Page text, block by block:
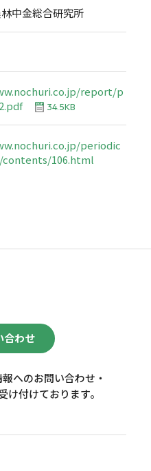
林中金総合研究所
report/p
34.5KB
periodic
106.html
合わせ
へのお問い合わせ・
け付けております。